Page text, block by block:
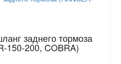
заднего тормоза
150-200, COBRA)